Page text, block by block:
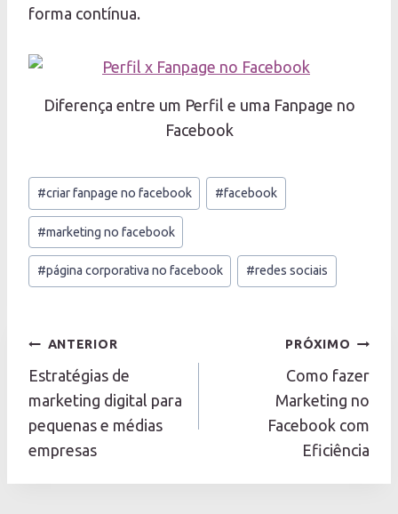
forma contínua.
Diferença entre um Perfil e uma Fanpage no
Facebook
Tags
do
Post:
#criar fanpage no facebook #facebook
#marketing no facebook
#página corporativa no facebook #redes sociais
Navegação
de
Post
ANTERIOR
Estratégias de
marketing digital para
pequenas e médias
empresas
PRÓXIMO
Como fazer
Marketing no
Facebook com
Eficiência